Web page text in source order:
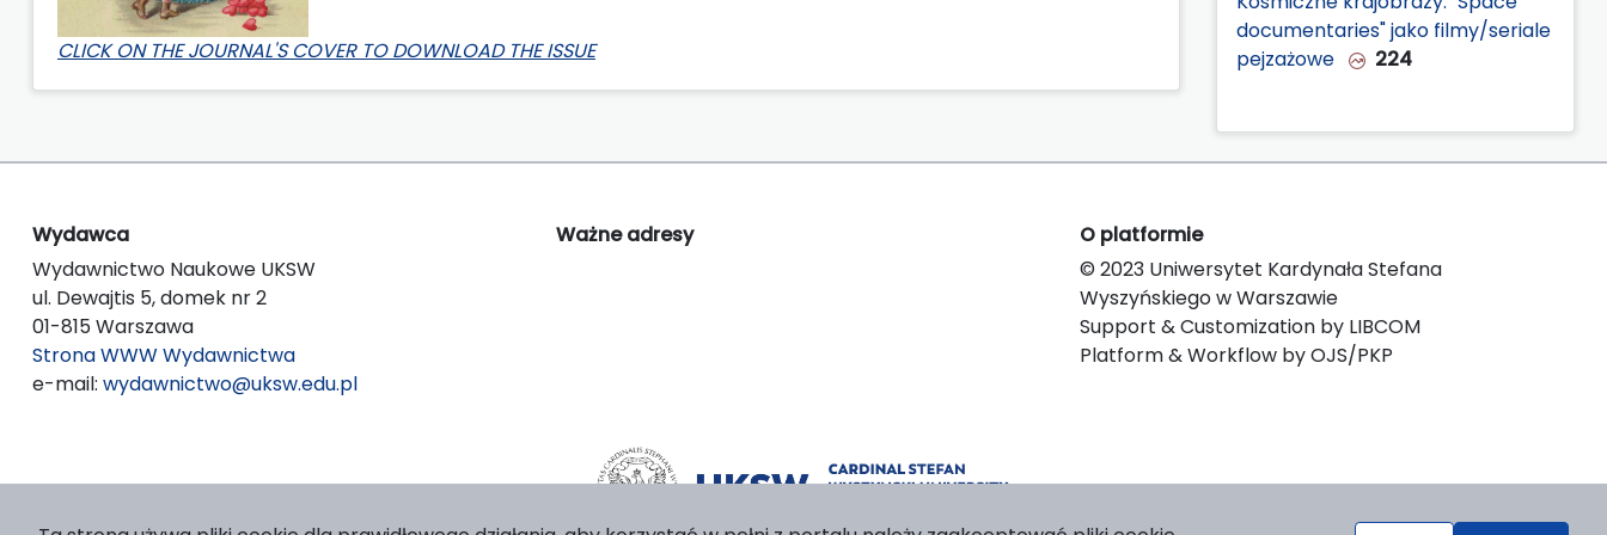
CLICK ON THE JOURNAL'S COVER TO DOWNLOAD THE ISSUE
documentaries" jako filmy/seriale
pejzażowe
224
Wydawca
Wydawnictwo Naukowe UKSW
ul. Dewajtis 5, domek nr 2
01-815 Warszawa
Strona WWW Wydawnictwa
e-mail: wydawnictwo@uksw.edu.pl
Ważne adresy
O platformie
© 2023 Uniwersytet Kardynała Stefana
Wyszyńskiego w Warszawie
Support & Customization by LIBCOM
Platform & Workflow by OJS/PKP